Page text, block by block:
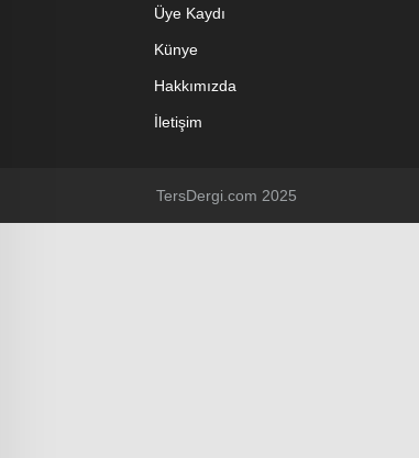
Üye Kaydı
Künye
Hakkımızda
İletişim
TersDergi.com 2025